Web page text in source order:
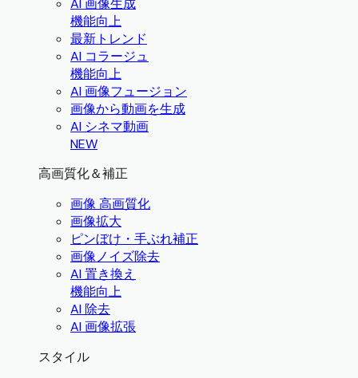
AI 画像生成
機能向上
最新トレンド
AI コラージュ
機能向上
AI 画像フュージョン
画像から動画を生成
AI シネマ動画
NEW
高画質化＆補正
画像 高画質化
画像拡大
ピンぼけ・手ぶれ補正
画像ノイズ除去
AI 置き換え
機能向上
AI 除去
AI 画像拡張
スタイル